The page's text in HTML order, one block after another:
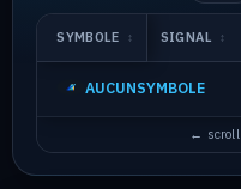
SYMBOLE ↕ SIGNAL ↕
AUCUNSYMBOLE